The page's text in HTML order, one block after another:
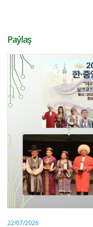
Paýlaş
22/07/2026